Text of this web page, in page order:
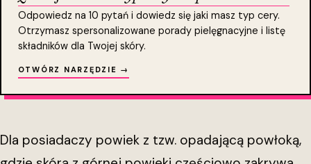
Odpowiedz na 10 pytań i dowiedz się jaki masz typ cery.
Otrzymasz spersonalizowane porady pielęgnacyjne i listę
składników dla Twojej skóry.
OTWÓRZ NARZĘDZIE →
Dla posiadaczy powiek z tzw. opadającą powłoką,